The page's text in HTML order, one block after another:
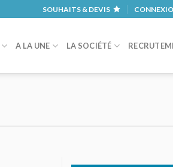
SOUHAITS & DEVIS
A LA UNE LA SOCIÉTÉ